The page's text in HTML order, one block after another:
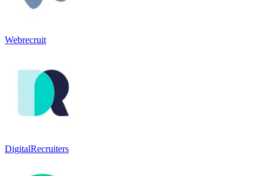
Webrecruit
DigitalRecruiters